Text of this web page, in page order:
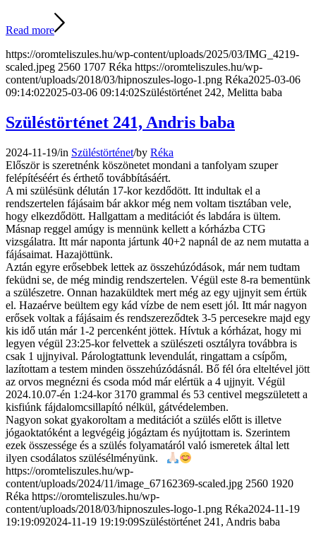
Read more
https://oromteliszules.hu/wp-content/uploads/2025/03/IMG_4219-
scaled.jpeg 2560 1707 Réka https://oromteliszules.hu/wp-
content/uploads/2018/03/hipnoszules-logo-1.png Réka2025-03-06
09:14:022025-03-06 09:14:02Szüléstörténet 242, Melitta baba
Szüléstörténet 241, Andris baba
2024-11-19/in Szüléstörténet/by Réka
Először is szeretnénk köszönetet mondani a tanfolyam szuper
felépítéséért és érthető továbbításáért.
A mi szülésünk délután 17-kor kezdődött. Itt indultak el a
rendszertelen fájásaim bár akkor még nem voltam tisztában vele,
hogy elkezdődött. Hallgattam a meditációt és labdára is ültem.
Másnap reggel amúgy is mennünk kellett a kórházba CTG
vizsgálatra. Itt már naponta jártunk 40+2 napnál de az nem mutatta a
fájásaimat. Hazajöttünk.
Aztán egyre erősebbek lettek az összehúzódások, már nem tudtam
feküdni se, de még mindig rendszertelen. Végül este 8-ra bementünk
a szülészetre. Onnan hazaküldtek mert még az egy ujjnyit sem értük
el. Hazaérve beültem egy kád vízbe de nem esett jól. Itt már nagyon
erősek voltak a fájásaim és rendszereződtek 3-5 percesekre majd egy
kis idő után már 1-2 percenként jöttek. Hívtuk a kórházat, hogy mi
legyen végül 23:25-kor felvettek a szülészeti osztályra továbbra is
csak 1 ujjnyival. Párologtattunk levendulát, ringattam a csípőm,
lazítottam a testem minden összehúzódásnál. Bő fél óra elteltével jött
az orvos megnézni és csoda mód már elértük a 4 ujjnyit. Végül
2024.10.07-én 1:24-kor 3170 grammal és 53 centivel megszületett a
kisfiúnk fájdalomcsillapító nélkül, gátvédelemben.
Nagyon sokat gyakoroltam a meditációt a szülés előtt is illetve
jógaoktatóként a legvégéig jógáztam és nyújtottam is. Szerintem
ezek összessége és a szülés folyamatáról való ismeretek által lett
ilyen csodálatos szülésélményünk.
https://oromteliszules.hu/wp-
content/uploads/2024/11/image_67162369-scaled.jpg 2560 1920
Réka https://oromteliszules.hu/wp-
content/uploads/2018/03/hipnoszules-logo-1.png Réka2024-11-19
19:19:092024-11-19 19:19:09Szüléstörténet 241, Andris baba